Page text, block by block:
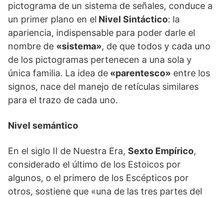
pictograma de un sistema de señales, conduce a
un primer plano en el Nivel Sintáctico: la
apariencia, indispensable para poder darle el
nombre de «sistema», de que todos y cada uno
de los pictogramas pertenecen a una sola y
única familia. La idea de «parentesco» entre los
signos, nace del manejo de retículas similares
para el trazo de cada uno.
Nivel semántico
En el siglo II de Nuestra Era, Sexto Empírico,
considerado el último de los Estoicos por
algunos, o el primero de los Escépticos por
otros, sostiene que «una de las tres partes del